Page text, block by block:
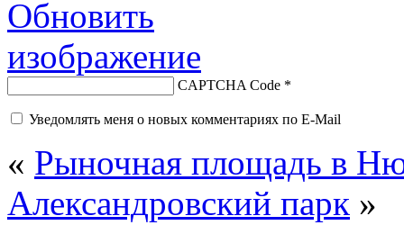
CAPTCHA Code *
Уведомлять меня о новых комментариях по E-Mail
« Рыночная площадь в
Александровский парк »